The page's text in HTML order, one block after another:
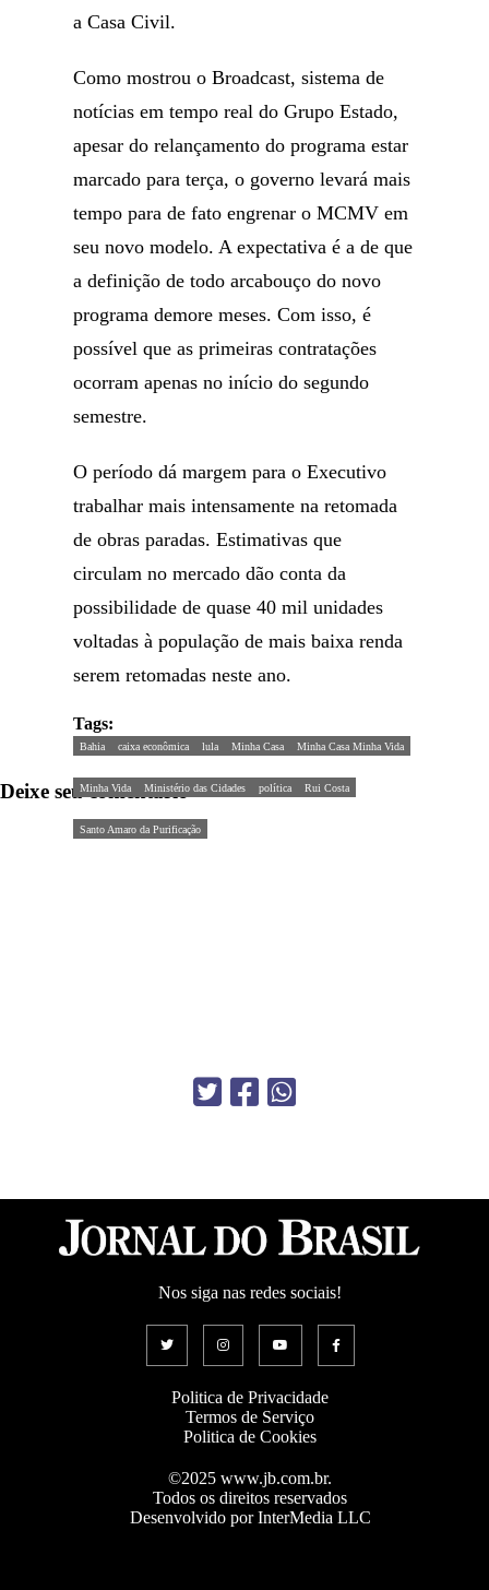
a Casa Civil.
Como mostrou o Broadcast, sistema de
notícias em tempo real do Grupo Estado,
apesar do relançamento do programa estar
marcado para terça, o governo levará mais
tempo para de fato engrenar o MCMV em
seu novo modelo. A expectativa é a de que
a definição de todo arcabouço do novo
programa demore meses. Com isso, é
possível que as primeiras contratações
ocorram apenas no início do segundo
semestre.
O período dá margem para o Executivo
trabalhar mais intensamente na retomada
de obras paradas. Estimativas que
circulam no mercado dão conta da
possibilidade de quase 40 mil unidades
voltadas à população de mais baixa renda
serem retomadas neste ano.
Tags:
Bahia caixa econômica lula Minha Casa Minha Casa Minha Vida
Minha Vida Ministério das Cidades política Rui Costa
Santo Amaro da Purificação
Deixe seu comentário
Nos siga nas redes sociais!
Politica de Privacidade
Termos de Serviço
Politica de Cookies
©2025 www.jb.com.br.
Todos os direitos reservados
Desenvolvido por InterMedia LLC